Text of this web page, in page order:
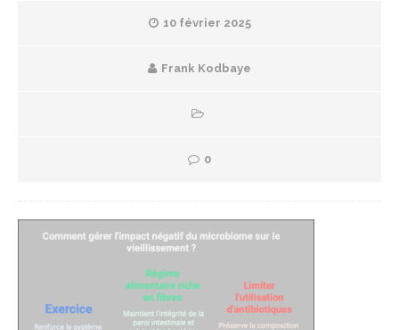
10 février 2025
Frank Kodbaye
0